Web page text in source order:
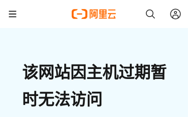
该网站因主机过期暂
时无法访问